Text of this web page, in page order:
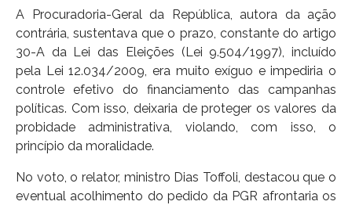
A Procuradoria-Geral da República, autora da ação
contrária, sustentava que o prazo, constante do artigo
30-A da Lei das Eleições (Lei 9.504/1997), incluído
pela Lei 12.034/2009, era muito exíguo e impediria o
controle efetivo do financiamento das campanhas
políticas. Com isso, deixaria de proteger os valores da
probidade administrativa, violando, com isso, o
princípio da moralidade.
No voto, o relator, ministro Dias Toffoli, destacou que o
eventual acolhimento do pedido da PGR afrontaria os